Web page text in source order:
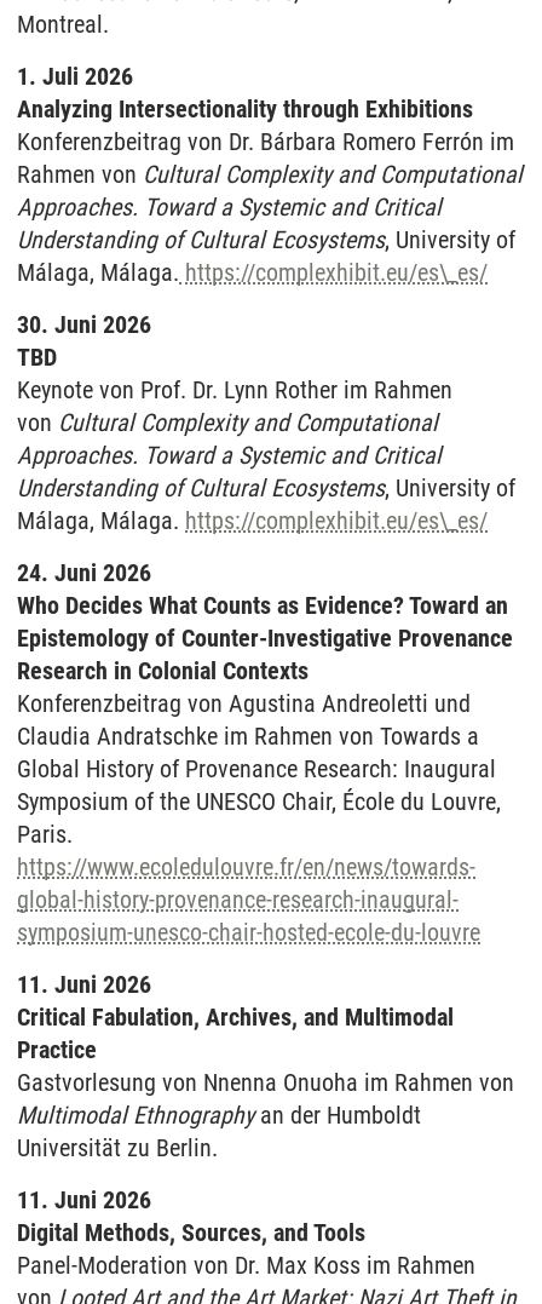
Montreal.
1. Juli 2026
Analyzing Intersectionality through Exhibitions
Konferenzbeitrag von Dr. Bárbara Romero Ferrón im
Rahmen von Cultural Complexity and Computational
Approaches. Toward a Systemic and Critical
Understanding of Cultural Ecosystems, University of
Málaga, Málaga. https://complexhibit.eu/es\_es/
30. Juni 2026
TBD
Keynote von Prof. Dr. Lynn Rother im Rahmen
von Cultural Complexity and Computational
Approaches. Toward a Systemic and Critical
Understanding of Cultural Ecosystems, University of
Málaga, Málaga. https://complexhibit.eu/es\_es/
24. Juni 2026
Who Decides What Counts as Evidence? Toward an
Epistemology of Counter-Investigative Provenance
Research in Colonial Contexts
Konferenzbeitrag von Agustina Andreoletti und
Claudia Andratschke im Rahmen von Towards a
Global History of Provenance Research: Inaugural
Symposium of the UNESCO Chair, École du Louvre,
Paris.
https://www.ecoledulouvre.fr/en/news/towards-
global-history-provenance-research-inaugural-
symposium-unesco-chair-hosted-ecole-du-louvre
11. Juni 2026
Critical Fabulation, Archives, and Multimodal
Practice
Gastvorlesung von Nnenna Onuoha im Rahmen von
Multimodal Ethnographyan der Humboldt
Universität zu Berlin.
11. Juni 2026
Digital Methods, Sources, and Tools
Panel-Moderation von Dr. Max Koss im Rahmen
von Looted Art and the Art Market: Nazi Art Theft in